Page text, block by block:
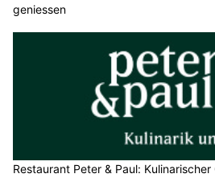
geniessen
Restaurant Peter & Paul: